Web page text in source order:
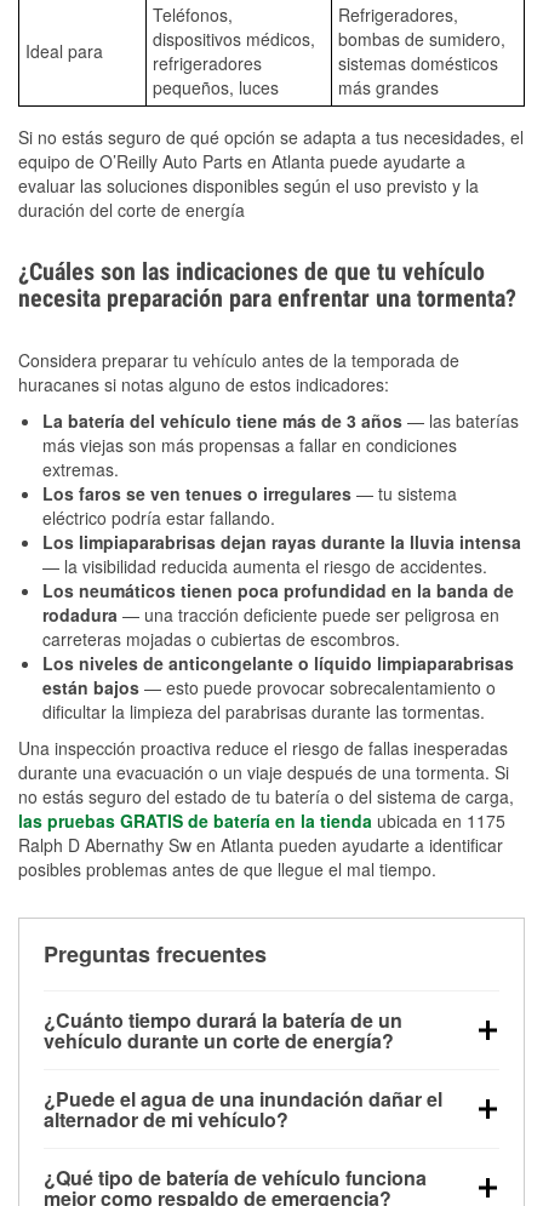
Ideal para
Teléfonos,
dispositivos médicos,
refrigeradores
pequeños, luces
Refrigeradores,
bombas de sumidero,
sistemas domésticos
más grandes
Si no estás seguro de qué opción se adapta a tus necesidades, el
equipo de O’Reilly Auto Parts en Atlanta puede ayudarte a
evaluar las soluciones disponibles según el uso previsto y la
duración del corte de energía
¿Cuáles son las indicaciones de que tu vehículo
necesita preparación para enfrentar una tormenta?
Considera preparar tu vehículo antes de la temporada de
huracanes si notas alguno de estos indicadores:
La batería del vehículo tiene más de 3 años — las baterías
más viejas son más propensas a fallar en condiciones
extremas.
Los faros se ven tenues o irregulares — tu sistema
eléctrico podría estar fallando.
Los limpiaparabrisas dejan rayas durante la lluvia intensa
— la visibilidad reducida aumenta el riesgo de accidentes.
Los neumáticos tienen poca profundidad en la banda de
rodadura — una tracción deficiente puede ser peligrosa en
carreteras mojadas o cubiertas de escombros.
Los niveles de anticongelante o líquido limpiaparabrisas
están bajos — esto puede provocar sobrecalentamiento o
dificultar la limpieza del parabrisas durante las tormentas.
Una inspección proactiva reduce el riesgo de fallas inesperadas
durante una evacuación o un viaje después de una tormenta. Si
no estás seguro del estado de tu batería o del sistema de carga,
las pruebas GRATIS de batería en la tienda ubicada en 1175
Ralph D Abernathy Sw en Atlanta pueden ayudarte a identificar
posibles problemas antes de que llegue el mal tiempo.
Preguntas frecuentes
¿Cuánto tiempo durará la batería de un
vehículo durante un corte de energía?
alimentar pequeños accesorios durante un tiempo
limitado, pero el uso repetido sin conducir el vehículo
contar con un equipo de carga de respaldo para
¿Puede el agua de una inundación dañar el
alternador de mi vehículo?
parte baja del compartimento del motor y pueden
¿Qué tipo de batería de vehículo funciona
mejor como respaldo de emergencia?